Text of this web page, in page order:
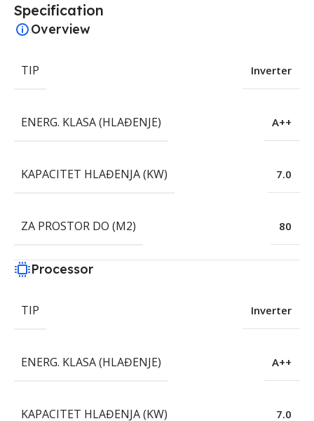
Specification
Overview
TIP Inverter
ENERG. KLASA (HLAĐENJE) A++
KAPACITET HLAĐENJA (KW) 7.0
ZA PROSTOR DO (M2) 80
Processor
TIP Inverter
ENERG. KLASA (HLAĐENJE) A++
KAPACITET HLAĐENJA (KW) 7.0